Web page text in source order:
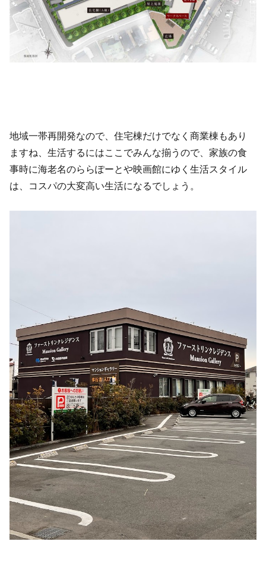
地域一帯再開発なので、住宅棟だけでなく商業棟もあり
ますね、生活するにはここでみんな揃うので、家族の食
事時に海老名のららぽーとや映画館にゆく生活スタイル
は、コスパの大変高い生活になるでしょう。